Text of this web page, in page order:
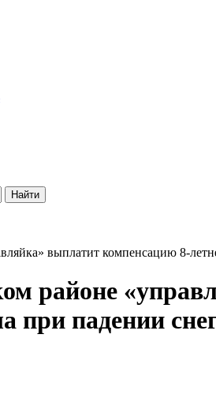
Найти
выплатит компенсацию 8-
районе
при падении